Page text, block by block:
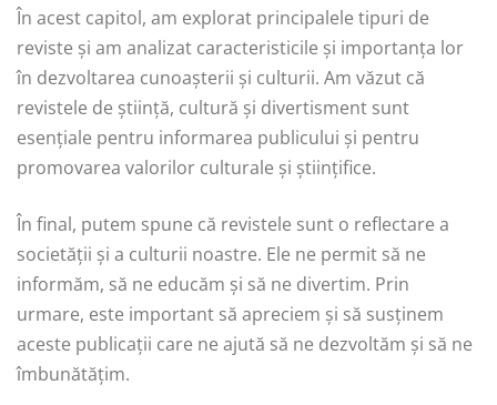
În acest capitol, am explorat principalele tipuri de
reviste și am analizat caracteristicile și importanța lor
în dezvoltarea cunoașterii și culturii. Am văzut că
revistele de știință, cultură și divertisment sunt
esențiale pentru informarea publicului și pentru
promovarea valorilor culturale și științifice.
În final, putem spune că revistele sunt o reflectare a
societății și a culturii noastre. Ele ne permit să ne
informăm, să ne educăm și să ne divertim. Prin
urmare, este important să apreciem și să susținem
aceste publicații care ne ajută să ne dezvoltăm și să ne
îmbunătățim.